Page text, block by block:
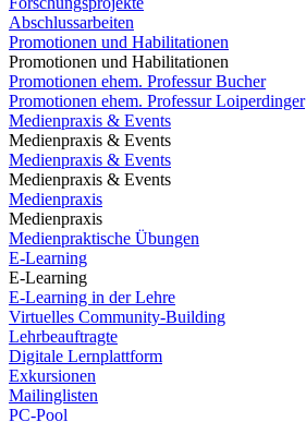
Abschlussarbeiten
Promotionen und Habilitationen
Promotionen und Habilitationen
Promotionen ehem. Professur Bucher
Promotionen ehem. Professur Loiperdinger
Medienpraxis & Events
Medienpraxis & Events
Medienpraxis & Events
Medienpraxis & Events
Medienpraxis
Medienpraxis
Medienpraktische Übungen
E-Learning
E-Learning
E-Learning in der Lehre
Virtuelles Community-Building
Lehrbeauftragte
Digitale Lernplattform
Exkursionen
Mailinglisten
PC-Pool